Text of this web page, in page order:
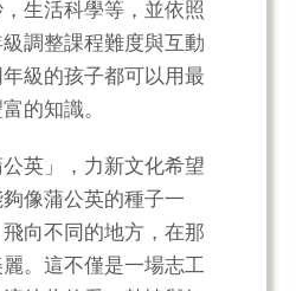
生活科學等，並依照
調整課程難度與互動
級的孩子都可以用最
的知識。
英」，力新文化希望
像蒲公英的種子一
向不同的地方，在那
。這不僅是一場志工